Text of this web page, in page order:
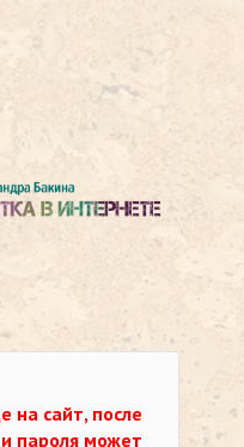
на сайт, после
пароля может